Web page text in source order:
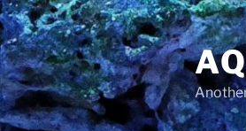
Skip
to
content